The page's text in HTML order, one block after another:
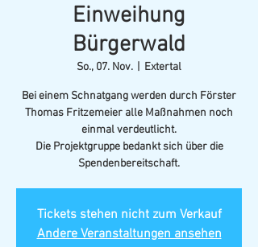
Einweihung
Bürgerwald
So., 07. Nov.
  |
Extertal
Bei einem Schnatgang werden durch Förster
Thomas Fritzemeier alle Maßnahmen noch
einmal verdeutlicht.
Die Projektgruppe bedankt sich über die
Spendenbereitschaft.
Tickets stehen nicht zum Verkauf
Andere Veranstaltungen ansehen